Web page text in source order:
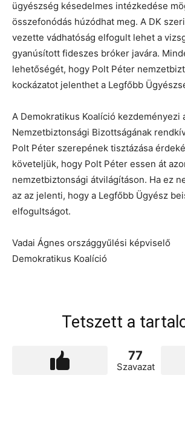
ügyészség késedelmes intézkedése
összefonódás húzódhat meg. A DK
vezette vádhatóság elfogult lehet a
gyanúsított fideszes bróker javára.
lehetőségét, hogy Polt Péter
kockázatot jelenthet a Legfőbb
A Demokratikus Koalíció kezdeményezi
Nemzetbiztonsági Bizottságának
Polt Péter szerepének tisztázása
követeljük, hogy Polt Péter essen át
nemzetbiztonsági átvilágításon. Ha ez
az az jelenti, hogy a Legfőbb Ügyész
elfogultságot.
Vadai Ágnes országgyűlési képviselő
Demokratikus Koalíció
Tetszett a
77
Szavazat